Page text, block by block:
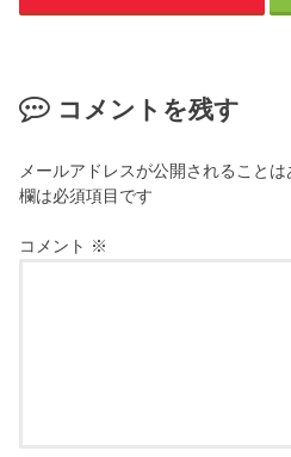
コメントを残す
メールアドレスが公開されることは
欄は必須項目です
コメント ※